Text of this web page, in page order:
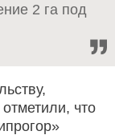
2 га под
что